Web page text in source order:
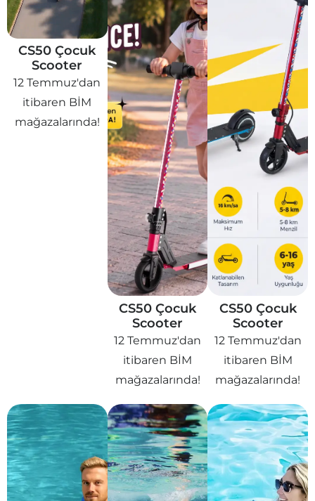
CS50 Çocuk
Scooter
12 Temmuz'dan
itibaren BİM
mağazalarında!
CS50 Çocuk
Scooter
12 Temmuz'dan
itibaren BİM
mağazalarında!
CS50 Çocuk
Scooter
12 Temmuz'dan
itibaren BİM
mağazalarında!